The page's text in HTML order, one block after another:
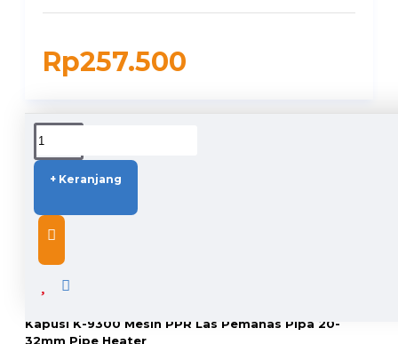
Rp257.500
+ Keranjang
DUKUNGAN PENGIRIMAN
DESCRIPTION
Kapusi K-9300 Mesin PPR Las Pemanas Pipa 20-
32mm Pipe Heater